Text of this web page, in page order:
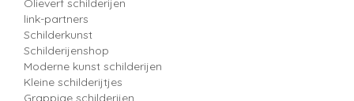
Olieverf schilderijen
link-partners
Schilderkunst
Schilderijenshop
Moderne kunst schilderijen
Kleine schilderijtjes
Grappige schilderijen